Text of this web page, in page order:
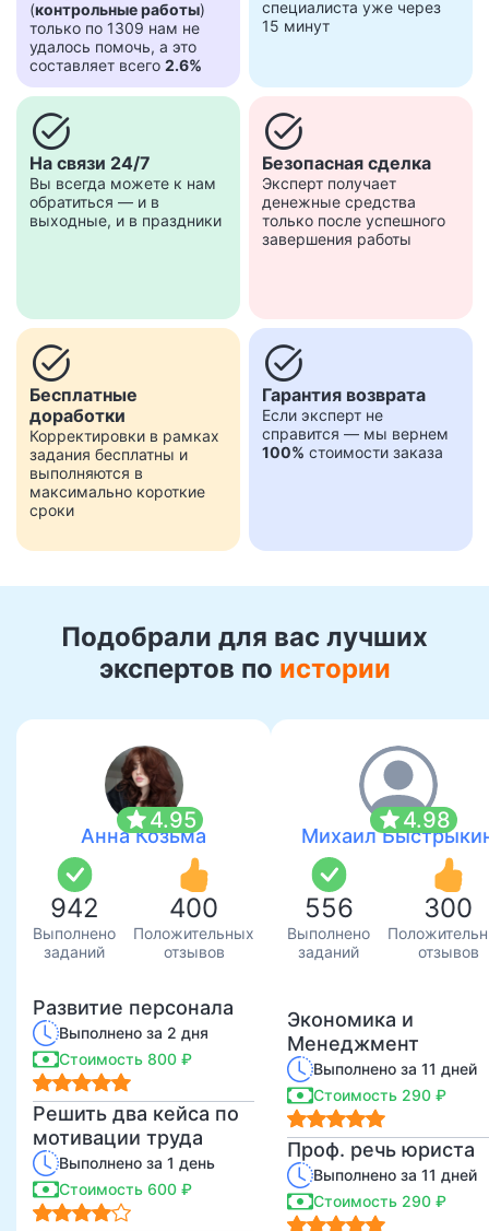
(контрольные работы)
только по 1309 нам не
удалось помочь, а это
составляет всего 2.6%
специалиста уже через
15 минут
task_alt
На связи 24/7
Вы всегда можете к нам
обратиться — и в
выходные, и в праздники
task_alt
Безопасная сделка
Эксперт получает
денежные средства
только после успешного
завершения работы
task_alt
Бесплатные
доработки
Корректировки в рамках
задания бесплатны и
выполняются в
максимально короткие
сроки
task_alt
Гарантия возврата
Если эксперт не
справится — мы вернем
100% стоимости заказа
Подобрали для вас лучших
экспертов по истории
star4.95
Анна Козьма
942
Выполнено
заданий
400
Положительных
отзывов
Развитие персонала
Выполнено за 2 дня
Стоимость 800 ₽
Решить два кейса по
мотивации труда
Выполнено за 1 день
Стоимость 600 ₽
star4.98
Михаил
556
Выполнено
заданий
300
отзывов
Экономика и
Менеджмент
Выполнено за 11 дней
Стоимость 290 ₽
Проф. речь юриста
Выполнено за 11 дней
Стоимость 290 ₽